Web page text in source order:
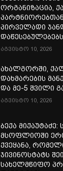
ორგანიზაცია,
პირველადი
აგვისტო 10, 2026
ახალგორში,
დახმარების
და მე-5 შვილი
აგვისტო 10, 2026
ბექა
მსოფლიოში
ქვეყანა,
ჯივინოსტატს
სახელმწიფო